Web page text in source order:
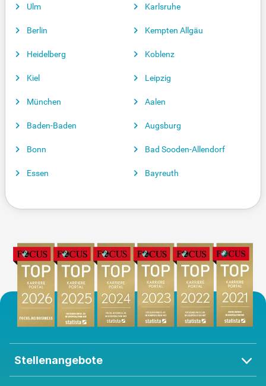
Ulm
Berlin
Heidelberg
Kiel
München
Baden-Baden
Bonn
Essen
Karlsruhe
Kempten Allgäu
Koblenz
Leipzig
Aalen
Augsburg
Bad Sooden-Allendorf
Bayreuth
Stellenangebote